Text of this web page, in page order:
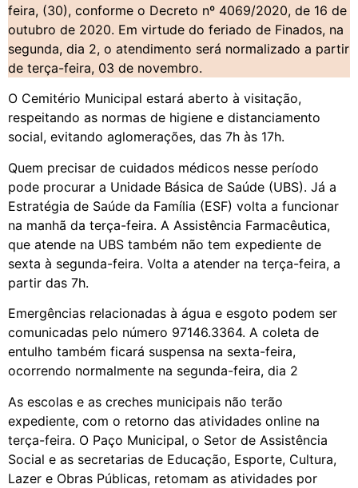
feira, (30), conforme o Decreto nº 4069/2020, de 16 de
outubro de 2020. Em virtude do feriado de Finados, na
segunda, dia 2, o atendimento será normalizado a partir
de terça-feira, 03 de novembro.
O Cemitério Municipal estará aberto à visitação,
respeitando as normas de higiene e distanciamento
social, evitando aglomerações, das 7h às 17h.
Quem precisar de cuidados médicos nesse período
pode procurar a Unidade Básica de Saúde (UBS). Já a
Estratégia de Saúde da Família (ESF) volta a funcionar
na manhã da terça-feira. A Assistência Farmacêutica,
que atende na UBS também não tem expediente de
sexta à segunda-feira. Volta a atender na terça-feira, a
partir das 7h.
Emergências relacionadas à água e esgoto podem ser
comunicadas pelo número 97146.3364. A coleta de
entulho também ficará suspensa na sexta-feira,
ocorrendo normalmente na segunda-feira, dia 2
As escolas e as creches municipais não terão
expediente, com o retorno das atividades online na
terça-feira. O Paço Municipal, o Setor de Assistência
Social e as secretarias de Educação, Esporte, Cultura,
Lazer e Obras Públicas, retomam as atividades por